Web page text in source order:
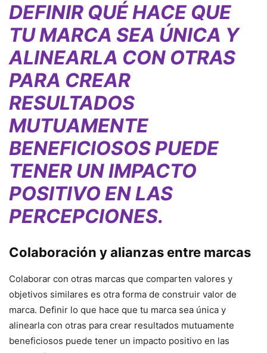
DEFINIR QUÉ HACE QUE
TU MARCA SEA ÚNICA Y
ALINEARLA CON OTRAS
PARA CREAR
RESULTADOS
MUTUAMENTE
BENEFICIOSOS PUEDE
TENER UN IMPACTO
POSITIVO EN LAS
PERCEPCIONES.
Colaboración y alianzas entre marcas
Colaborar con otras marcas que comparten valores y
objetivos similares es otra forma de construir valor de
marca. Definir lo que hace que tu marca sea única y
alinearla con otras para crear resultados mutuamente
beneficiosos puede tener un impacto positivo en las